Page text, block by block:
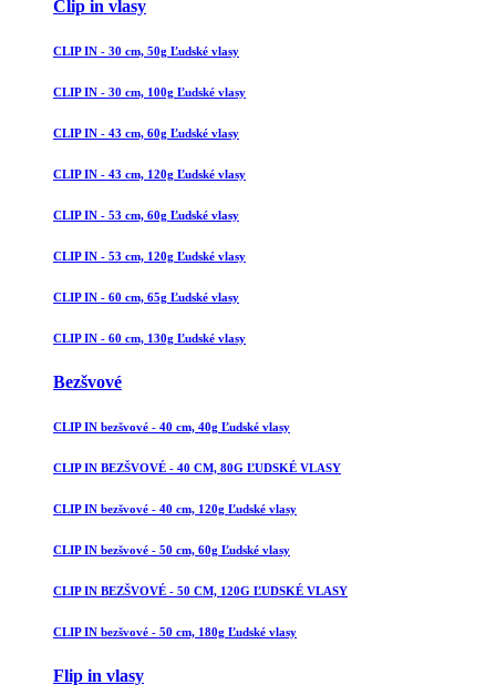
Clip in vlasy
CLIP IN - 30 cm, 50g Ľudské vlasy
CLIP IN - 30 cm, 100g Ľudské vlasy
CLIP IN - 43 cm, 60g Ľudské vlasy
CLIP IN - 43 cm, 120g Ľudské vlasy
CLIP IN - 53 cm, 60g Ľudské vlasy
CLIP IN - 53 cm, 120g Ľudské vlasy
CLIP IN - 60 cm, 65g Ľudské vlasy
CLIP IN - 60 cm, 130g Ľudské vlasy
Bezšvové
CLIP IN bezšvové - 40 cm, 40g Ľudské vlasy
CLIP IN BEZŠVOVÉ - 40 CM, 80G ĽUDSKÉ VLASY
CLIP IN bezšvové - 40 cm, 120g Ľudské vlasy
CLIP IN bezšvové - 50 cm, 60g Ľudské vlasy
CLIP IN BEZŠVOVÉ - 50 CM, 120G ĽUDSKÉ VLASY
CLIP IN bezšvové - 50 cm, 180g Ľudské vlasy
Flip in vlasy